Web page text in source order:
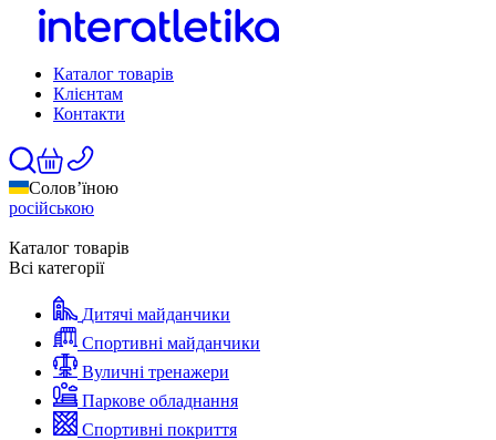
Каталог товарів
Клієнтам
Контакти
Солов’їною
російською
Каталог товарів
Всі категорії
Дитячі майданчики
Спортивні майданчики
Вуличні тренажери
Паркове обладнання
Спортивні покриття